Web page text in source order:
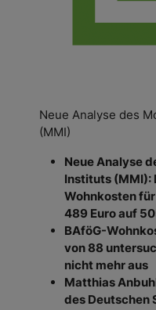
Neue Analyse des
(MMI)
Neue Analyse
Instituts
Wohnkosten
489 Euro auf
BAföG-
von 88
nicht mehr aus
Matthias
des Deutschen